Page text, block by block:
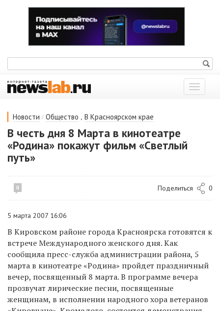
Показать
меню
Новости / Общество , В Красноярском крае
В честь дня 8 Марта в кинотеатре
«Родина» покажут фильм «Светлый
путь»
0 Поделиться 0
5 марта 2007 16:06
В Кировском районе города Красноярска готовятся к
встрече Международного женского дня. Как
сообщила пресс-служба администрации района, 5
марта в кинотеатре «Родина» пройдет праздничный
вечер, посвященный 8 марта. В программе вечера
прозвучат лирические песни, посвященные
женщинам, в исполнении народного хора ветеранов